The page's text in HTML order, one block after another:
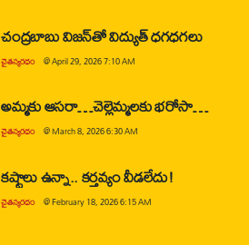
చంద్రబాబు విజన్‌తో విద్యుత్ ధగధగలు
చైతన్యరధం @April 29, 2026 7:10 AM
అమ్మకు ఆసరా…చెల్లెమ్మలకు భరోసా…
చైతన్యరధం @March 8, 2026 6:30 AM
కష్టాలు ఉన్నా.. కర్తవ్యం వీడలేదు!
చైతన్యరధం @February 18, 2026 6:15 AM